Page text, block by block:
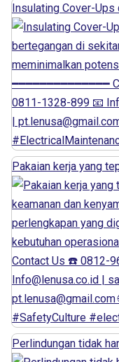
Insulating Cover-Ups
Pakaian kerja yang
Perlindungan tidak